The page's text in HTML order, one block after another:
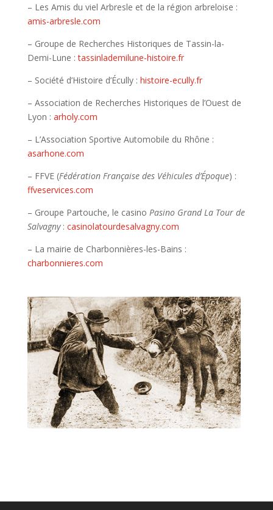
– Les Amis du viel Arbresle et de la région arbreloise :
amis-arbresle.com
– Groupe de Recherches Historiques de Tassin-la-
Demi-Lune :tassinlademilune-histoire.fr
– Société d’Histoire d’Écully : histoire-ecully.fr
– Association de Recherches Historiques de l’Ouest de
Lyon : arholy.com
– L’Association Sportive Automobile du Rhône :
asarhone.com
– FFVE (Fédération Française des Véhicules d’Époque) :
ffveservices.com
– Groupe Partouche, le casino Pasino Grand La Tour de
Salvagny: casinolatourdesalvagny.com
– La mairie de Charbonnières-les-Bains :
charbonnieres.com